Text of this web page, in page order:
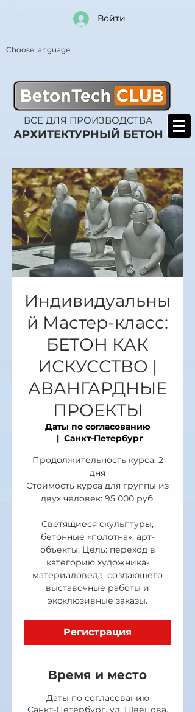
Войти
Choose language:
АРХИТЕКТУРНЫЙ БЕТОН
ВСЁ ДЛЯ ПРОИЗВОДСТВА
Индивидуальны
й Мастер-класс:
БЕТОН КАК
ИСКУССТВО |
АВАНГАРДНЫЕ
ПРОЕКТЫ
Даты по согласованию
  |
Санкт-Петербург
Продолжительность курса: 2
дня
Стоимость курса для группы из
двух человек: 95 000 руб.
Светящиеся скульптуры,
бетонные «полотна», арт-
объекты. Цель: переход в
категорию художника-
материаловеда, создающего
выставочные работы и
эксклюзивные заказы.
Регистрация
Время и место
Даты по согласованию
Санкт-Петербург, ул. Швецова,